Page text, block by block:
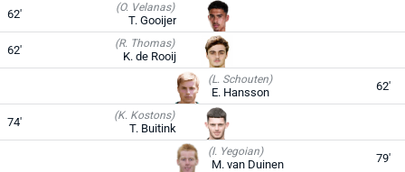
62' (O. Velanas)
T. Gooijer
62' (R. Thomas)
K. de Rooij
(L. Schouten)
E. Hansson 62'
74' (K. Kostons)
T. Buitink
(I. Yegoian)
M. van Duinen 79'